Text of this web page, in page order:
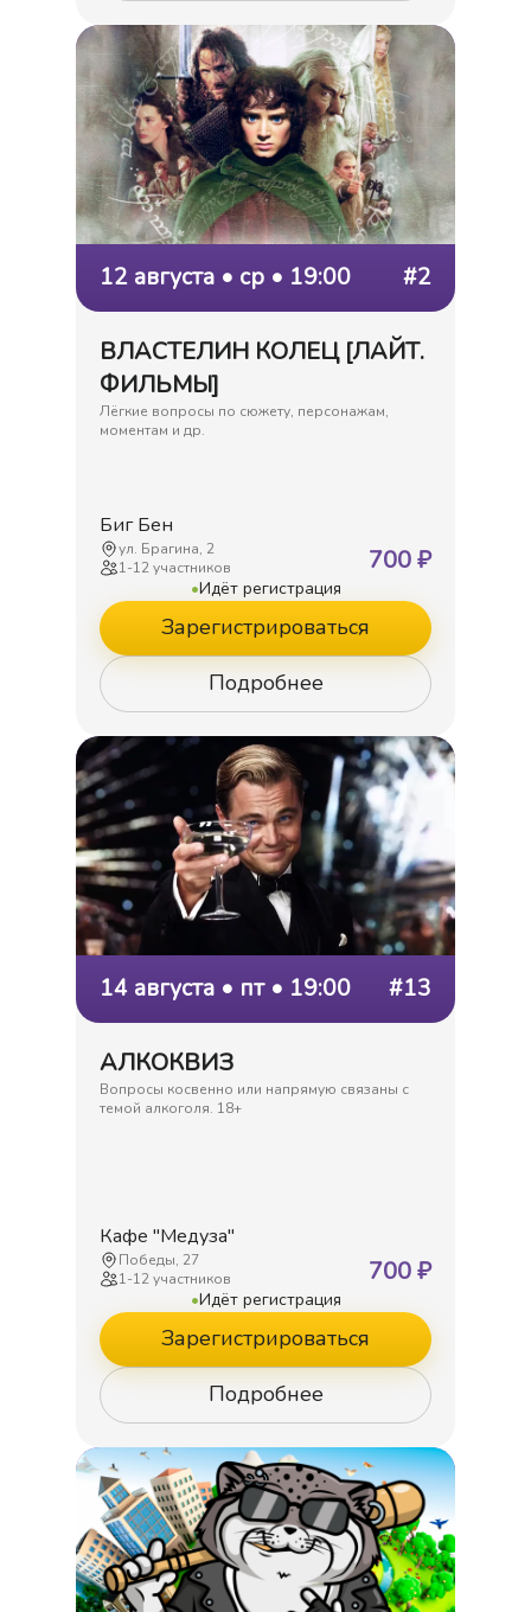
12 августа • ср • 19:00 #2
ВЛАСТЕЛИН КОЛЕЦ [ЛАЙТ.
ФИЛЬМЫ]
Лёгкие вопросы по сюжету, персонажам,
моментам и др.
Биг Бен
ул. Брагина, 2
1-12участников 700₽
•Идёт регистрация
Зарегистрироваться
Подробнее
14 августа • пт • 19:00 #13
АЛКОКВИЗ
Вопросы косвенно или напрямую связаны с
темой алкоголя. 18+
Кафе "Медуза"
Победы, 27
1-12участников 700₽
•Идёт регистрация
Зарегистрироваться
Подробнее